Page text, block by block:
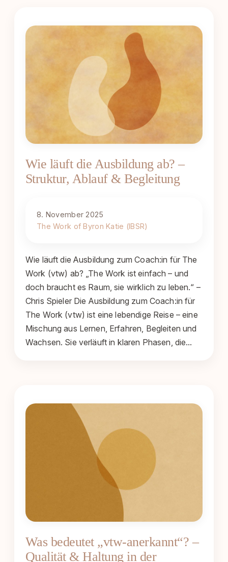
Wie läuft die Ausbildung ab? –
Struktur, Ablauf & Begleitung
8. November 2025
The Work of Byron Katie (IBSR)
Wie läuft die Ausbildung zum Coach:in für The
Work (vtw) ab? „The Work ist einfach – und
doch braucht es Raum, sie wirklich zu leben.“ –
Chris Spieler Die Ausbildung zum Coach:in für
The Work (vtw) ist eine lebendige Reise – eine
Mischung aus Lernen, Erfahren, Begleiten und
Wachsen. Sie verläuft in klaren Phasen, die…
Was bedeutet „vtw-anerkannt“? –
Qualität & Haltung in der